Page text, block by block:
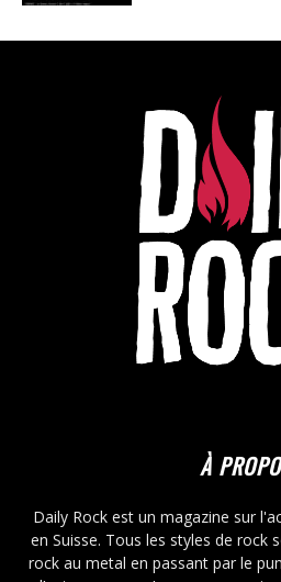
À
Daily Rock est un magazine sur
en Suisse. Tous les styles de rock
rock au metal en passant par le